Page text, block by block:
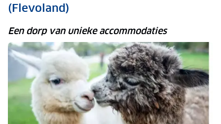
(Flevoland)
Een dorp van unieke accommodaties